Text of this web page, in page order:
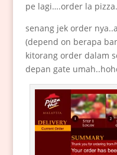
pe lagi….order la
senang jek order
(depend on berapa
kitorang order dalam
depan gate